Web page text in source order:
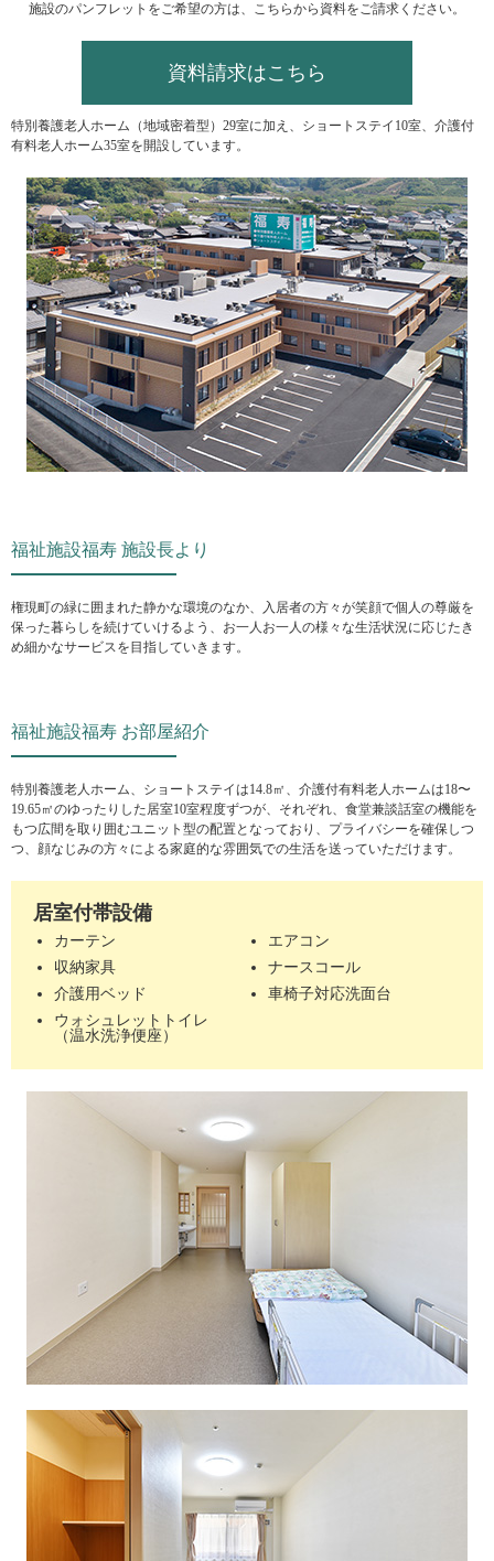
施設のパンフレットをご希望の方は、こちらから資料をご請求ください。
資料請求はこちら
特別養護老人ホーム（地域密着型）29室に加え、ショートステイ10室、介護付
有料老人ホーム35室を開設しています。
福祉施設福寿 施設長より
権現町の緑に囲まれた静かな環境のなか、入居者の方々が笑顔で個人の尊厳を
保った暮らしを続けていけるよう、お一人お一人の様々な生活状況に応じたき
め細かなサービスを目指していきます。
福祉施設福寿 お部屋紹介
特別養護老人ホーム、ショートステイは14.8㎡、介護付有料老人ホームは18〜
19.65㎡のゆったりした居室10室程度ずつが、それぞれ、食堂兼談話室の機能を
もつ広間を取り囲むユニット型の配置となっており、プライバシーを確保しつ
つ、顔なじみの方々による家庭的な雰囲気での生活を送っていただけます。
居室付帯設備
カーテン
エアコン
収納家具
ナースコール
介護用ベッド
車椅子対応洗面台
ウォシュレットトイレ
（温水洗浄便座）